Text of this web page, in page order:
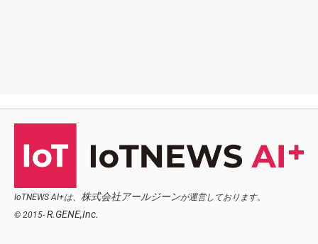
IoTNEWS AI+は、 株式会社アールジーンが運営しております。
© 2015- R.GENE,Inc.